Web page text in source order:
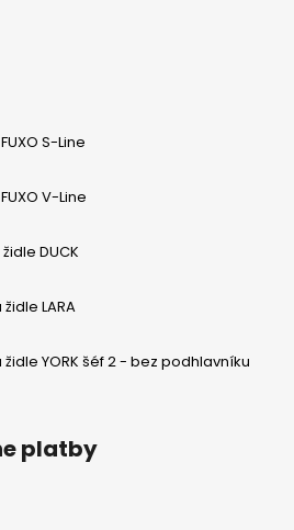
S-Line
V-Line
DUCK
LARA
YORK šéf 2 - bez podhlavníku
platby